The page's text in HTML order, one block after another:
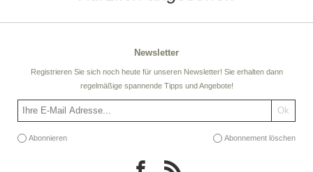
Newsletter
Registrieren Sie sich noch heute für unseren Newsletter! Sie erhalten dann
regelmäßige spannende Tipps und Angebote!
Abonnieren Abonnement löschen